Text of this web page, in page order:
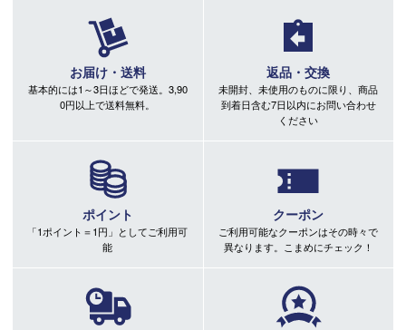
お届け・送料
基本的には1～3日ほどで発送。3,90
0円以上で送料無料。
返品・交換
未開封、未使用のものに限り、商品
到着日含む7日以内にお問い合わせ
ください
ポイント
「1ポイント＝1円」としてご利用可
能
クーポン
ご利用可能なクーポンはその時々で
異なります。こまめにチェック！